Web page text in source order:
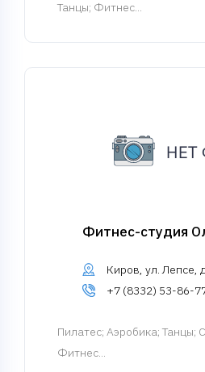
Танцы; Фитнес...
Фитнес-студия
Киров, ул. Лепсе,
+7 (8332) 53-86-
Пилатес; Аэробика; Танцы;
Фитнес...